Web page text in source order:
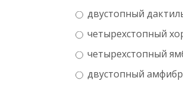
двустопный
четырехстопный
четырехстопный
двустопный